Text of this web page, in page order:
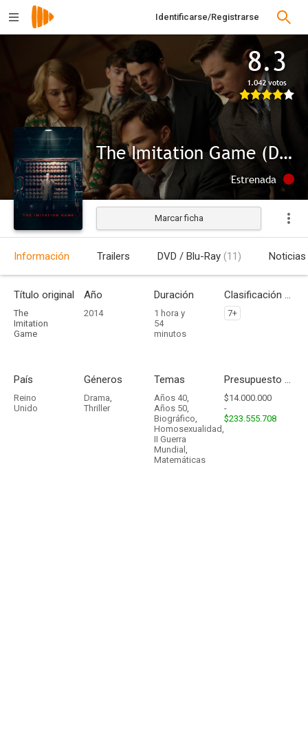
Identificarse/Registrarse
8.3
1.042 votos
The Imitation Game (Descifrando Enigma)
Estrenada
Marcar ficha
Información Trailers DVD / Blu-Ray (11) Noticias
Título original
The
Imitation
Game
Año
2014
Duración
1 hora y
54
minutos
Clasificación por edades
7+
País
Reino
Unido
Géneros
Drama,
Thriller
Temas
Años 40,
Años 50,
Biográfico,
Homosexualidad,
II Guerra
Mundial ,
Matemáticas
Presupuesto - Ingresos
$14.000.000
-
$233.555.708